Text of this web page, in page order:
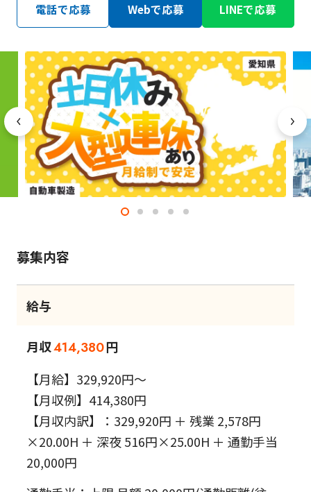
電話で応募 Webで応募 LINEで応募
募集内容
給与
月収414,380円
【月給】329,920円～
【月収例】414,380円
【月収内訳】：329,920円 ＋ 残業 2,578円
×20.00H ＋ 深夜 516円×25.00H ＋ 通勤手当
20,000円